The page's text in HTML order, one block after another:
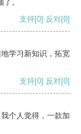
。
支持[0] 反对[0]
学习新知识，拓宽
支持[0] 反对[0]
个人觉得，一款加